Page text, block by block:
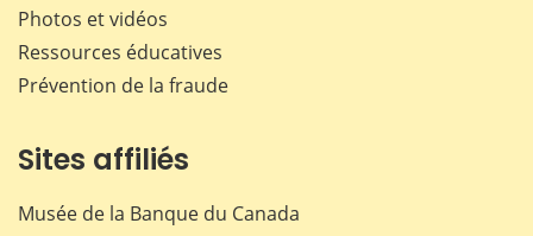
Photos et vidéos
Ressources éducatives
Prévention de la fraude
Sites affiliés
Musée de la Banque du Canada